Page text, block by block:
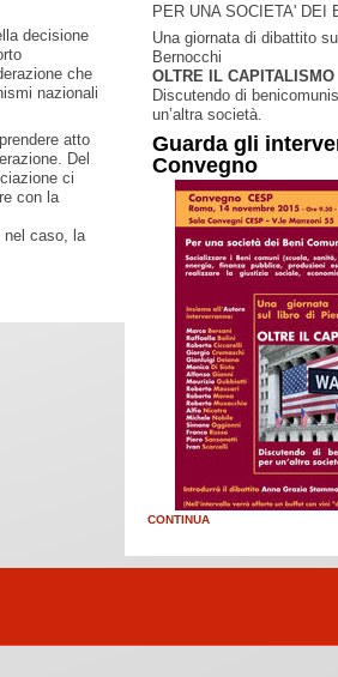
decisione
che
nazionali
atto
Del
ci
con la
nel caso, la
PER UNA SOCIETA' DEI
Una giornata di dibattito
Bernocchi
OLTRE IL CAPITALISMO
Discutendo di
un’altra società.
Guarda gli
Convegno
CONTINUA